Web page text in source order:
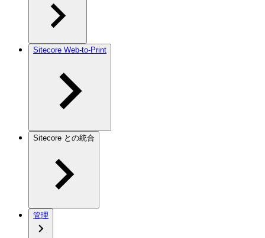
Sitecore Web-to-Print
Sitecore との統合
管理